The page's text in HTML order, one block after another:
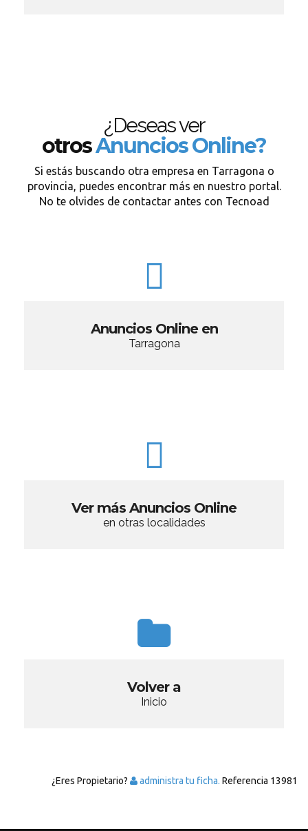
¿Deseas ver
otrosAnuncios Online?
Si estás buscando otra empresa en Tarragona o
provincia, puedes encontrar más en nuestro portal.
No te olvides de contactar antes con Tecnoad
Anuncios Online en
Tarragona
Ver más Anuncios Online
en otras localidades
Volver a
Inicio
¿Eres Propietario? administra tu ficha. Referencia 13981